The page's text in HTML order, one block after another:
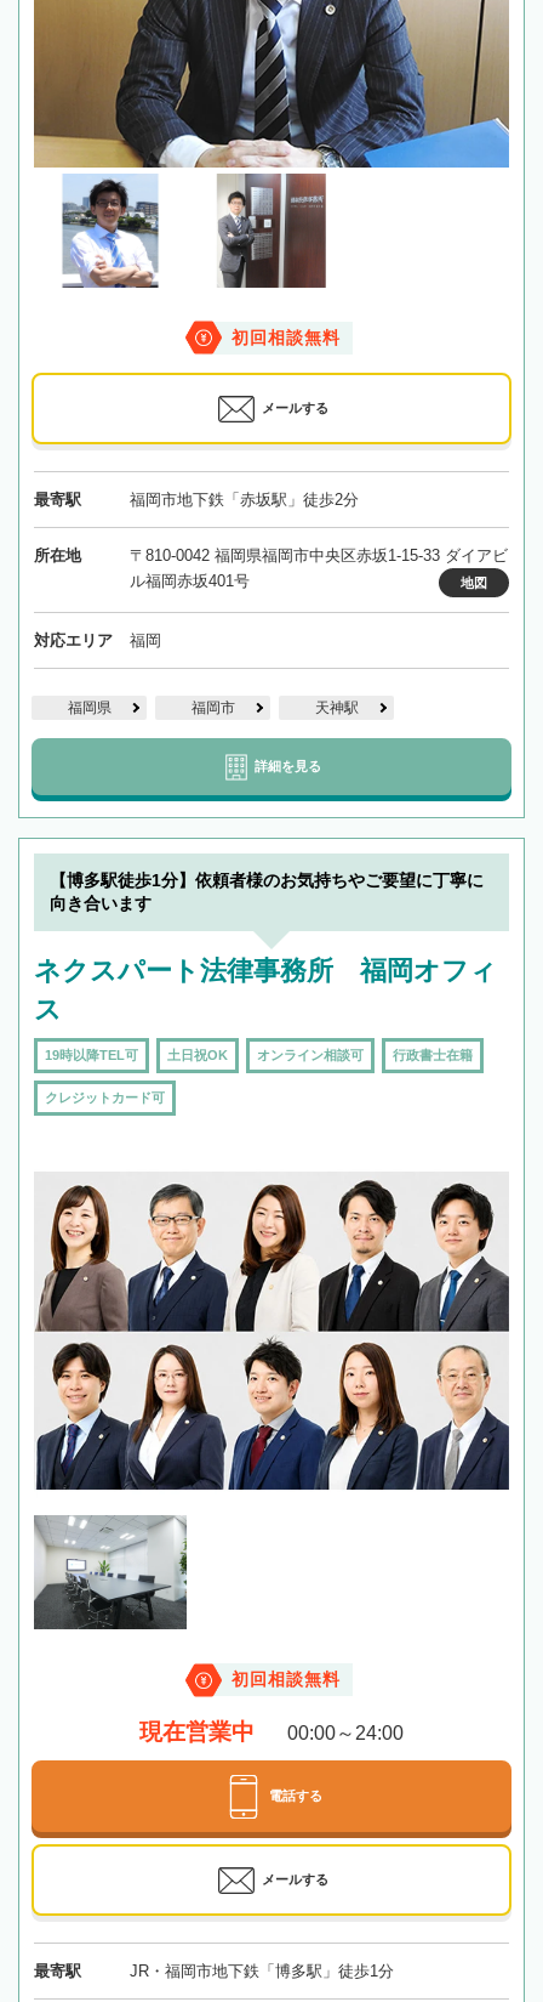
初回相談無料
メールする
最寄駅 福岡市地下鉄「赤坂駅」徒歩2分
所在地
〒810-0042 福岡県福岡市中央区赤坂1-15-33 ダイアビ
ル福岡赤坂401号
地図
対応エリア 福岡
福岡県 福岡市 天神駅
詳細を見る
【博多駅徒歩1分】依頼者様のお気持ちやご要望に丁寧に
向き合います
ネクスパート法律事務所 福岡オフィ
ス
19時以降TEL可 土日祝OK オンライン相談可 行政書士在籍
クレジットカード可
初回相談無料
現在営業中 00:00～24:00
電話する
メールする
最寄駅 JR・福岡市地下鉄「博多駅」徒歩1分